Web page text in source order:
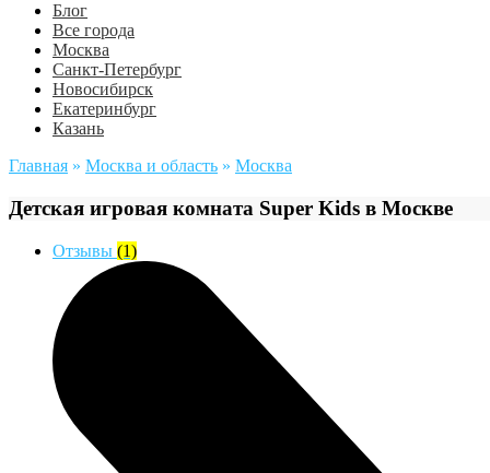
Блог
Все города
Москва
Санкт-Петербург
Новосибирск
Екатеринбург
Казань
Главная » Москва и область » Москва
Детская игровая комната Super Kids в Москве
Отзывы (1)